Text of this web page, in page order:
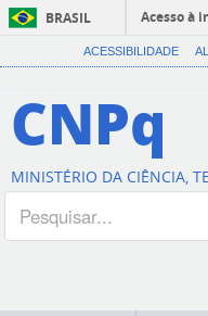
BRASIL
Acesso à
ACESSIBILIDADE
CNPq
MINISTÉRIO DA CIÊNCIA,